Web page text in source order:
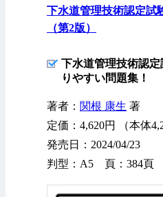
下水道管理技術認定
（第2版）
下水道管理技術認
りやすい問題集！
著者： 関根 康生 著
定価：4,620円 （本体
発売日：2024/04/23
判型：A5 頁：384頁